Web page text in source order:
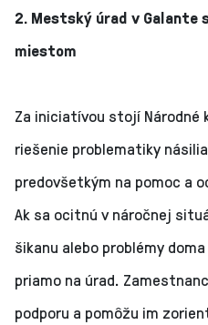
2. Mestský úrad v Galante
miestom
Za iniciatívou stojí Národné
riešenie problematiky
predovšetkým na pomoc a
Ak sa ocitnú v náročnej
šikanu alebo problémy
priamo na úrad.
podporu a pomôžu im